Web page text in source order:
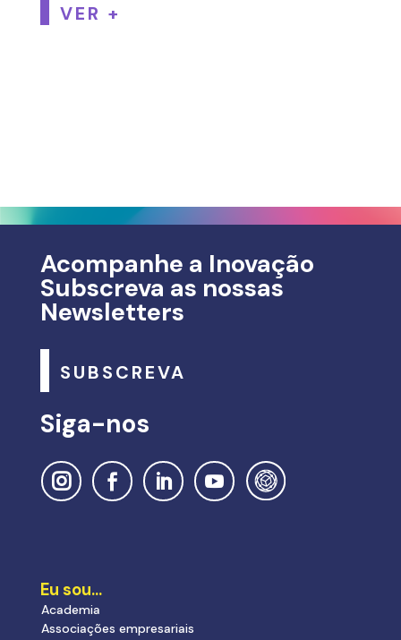
VER +
Acompanhe a Inovação
Subscreva as nossas
Newsletters
SUBSCREVA
Siga-nos
Eu sou…
Academia
Associações empresariais